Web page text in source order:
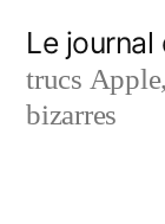
contenu
Le journal
trucs
bizarres